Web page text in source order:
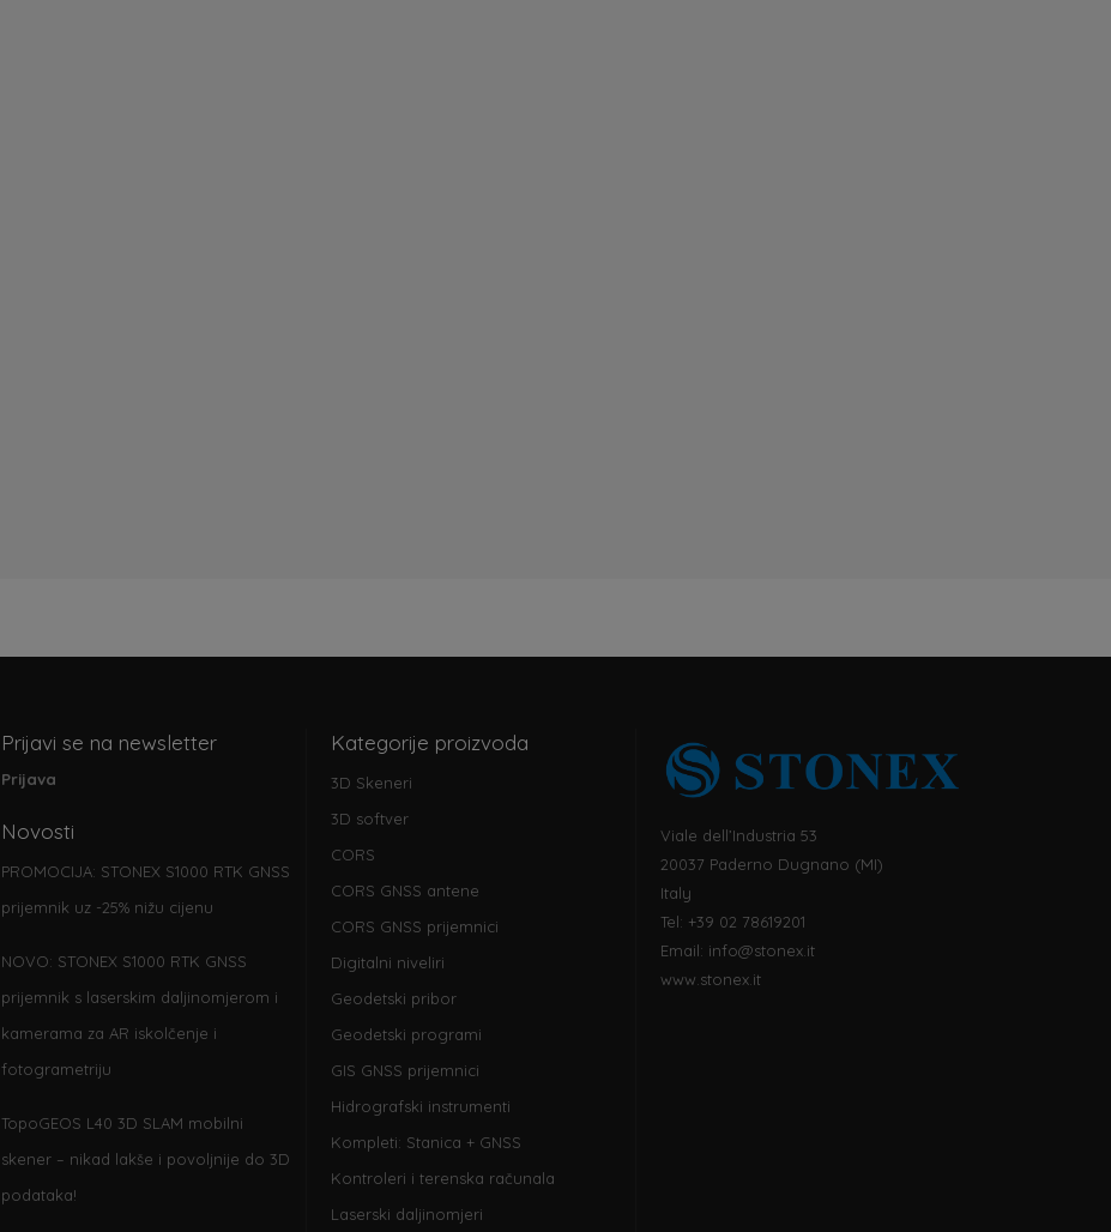
Prijavi se na newsletter
Prijava
Novosti
PROMOCIJA: STONEX S1000 RTK GNSS
prijemnik uz -25% nižu cijenu
NOVO: STONEX S1000 RTK GNSS
prijemnik s laserskim daljinomjerom i
kamerama za AR iskolčenje i
fotogrametriju
TopoGEOS L40 3D SLAM mobilni
skener – nikad lakše i povoljnije do 3D
podataka!
Kategorije proizvoda
3D Skeneri
3D softver
CORS
CORS GNSS antene
CORS GNSS prijemnici
Digitalni niveliri
Geodetski pribor
Geodetski programi
GIS GNSS prijemnici
Hidrografski instrumenti
Kompleti: Stanica + GNSS
Kontroleri i terenska računala
Laserski daljinomjeri
Viale dell’Industria 53
20037 Paderno Dugnano (MI)
Italy
Tel: +39 02 78619201
Email: info@stonex.it
www.stonex.it